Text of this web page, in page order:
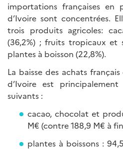
importations françaises en
d’Ivoire sont concentrées.
trois produits agricoles:
(36,2%) ; fruits tropicaux et
plantes à boisson (22,8%).
La baisse des achats
d’Ivoire est
suivants :
cacao, chocolat et
M€ (contre 188,9 M€ à
plantes à boissons :